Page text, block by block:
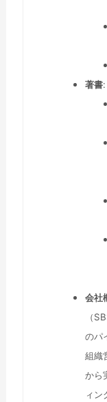
著書:
会社
（
のパ
組織
から
ィン